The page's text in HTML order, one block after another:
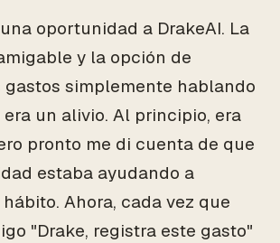
oportunidad a DrakeAI. La
y la opción de
gastos simplemente hablando
un alivio. Al principio, era
pronto me di cuenta de que
estaba ayudando a
Ahora, cada vez que
"Drake, registra este gasto"